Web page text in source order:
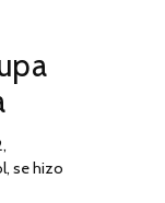
se hizo